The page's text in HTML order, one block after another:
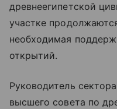
древнеегипетской
участке
необходимая
открытий.
Руководитель
высшего совета по